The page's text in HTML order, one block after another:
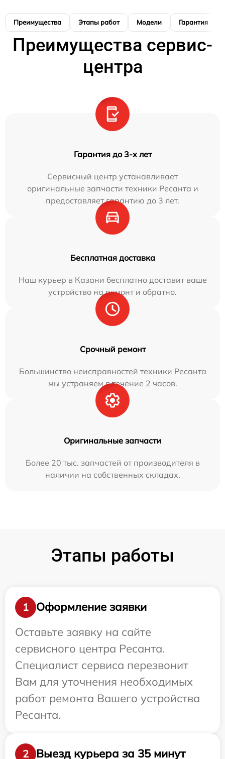
Преимущества Этапы работ Модели Гарантия
Преимущества сервис-
центра
Гарантия до 3-х лет
Сервисный центр устанавливает
оригинальные запчасти техники Ресанта и
предоставляет гарантию до 3 лет.
Бесплатная доставка
Наш курьер в Казани бесплатно доставит ваше
устройство на ремонт и обратно.
Срочный ремонт
Большинство неисправностей техники Ресанта
мы устраняем в течение 2 часов.
Оригинальные запчасти
Более 20 тыс. запчастей от производителя в
наличии на собственных складах.
Этапы работы
1
Оформление заявки
Оставьте заявку на сайте
сервисного центра Ресанта.
Специалист сервиса перезвонит
Вам для уточнения необходимых
работ ремонта Вашего устройства
Ресанта.
2 Выезд курьера за 35 минут